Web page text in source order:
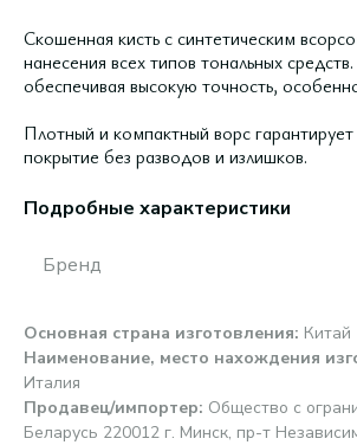
Скошенная кисть с синтетическим
нанесения всех типов тональных
обеспечивая высокую точность,
Плотный и компактный ворс
покрытие без разводов и излишков.
Подробные характеристики
Бренд
Основная страна изготовления: Китай
Наименование, место нахождения
Италия
Продавец/импортер: Общество с
Беларусь 220012 г. Минск, пр-т